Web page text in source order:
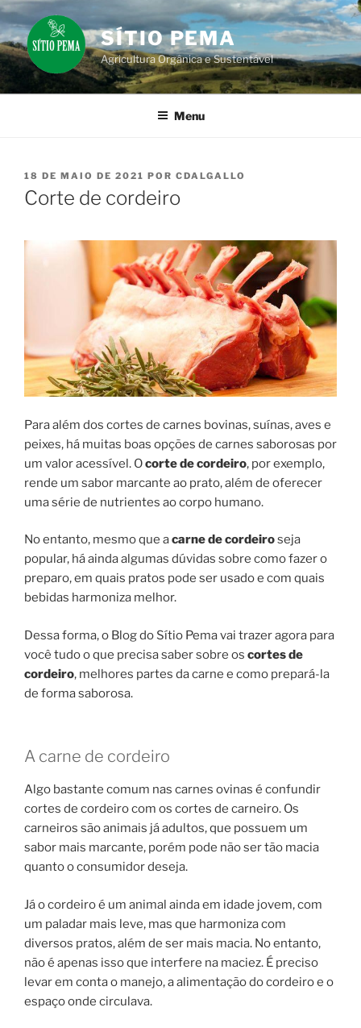
Pular
para
o
conteúdo
SÍTIO PEMA
Agricultura Orgânica e Sustentável
Menu
PUBLICADO
EM
18 DE MAIO DE 2021 POR CDALGALLO
Corte de cordeiro
Para além dos cortes de carnes bovinas, suínas, aves e
peixes, há muitas boas opções de carnes saborosas por
um valor acessível. Ocorte de cordeiro, por exemplo,
rende um sabor marcante ao prato, além de oferecer
uma série de nutrientes ao corpo humano.
No entanto, mesmo que acarne de cordeiroseja
popular, há ainda algumas dúvidas sobre como fazer o
preparo, em quais pratos pode ser usado e com quais
bebidas harmoniza melhor.
Dessa forma, o Blog do Sítio Pema vai trazer agora para
você tudo o que precisa saber sobre os cortes de
cordeiro, melhores partes da carne e como prepará-la
de forma saborosa.
A carne de cordeiro
Algo bastante comum nas carnes ovinas é confundir
cortes de cordeiro com os cortes de carneiro. Os
carneiros são animais já adultos, que possuem um
sabor mais marcante, porém pode não ser tão macia
quanto o consumidor deseja.
Já o cordeiro é um animal ainda em idade jovem, com
um paladar mais leve, mas que harmoniza com
diversos pratos, além de ser mais macia. No entanto,
não é apenas isso que interfere na maciez. É preciso
levar em conta o manejo, a alimentação do cordeiro e o
espaço onde circulava.